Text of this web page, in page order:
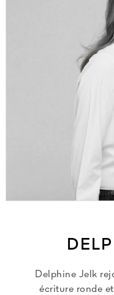
Delphine Jelk
écriture ronde